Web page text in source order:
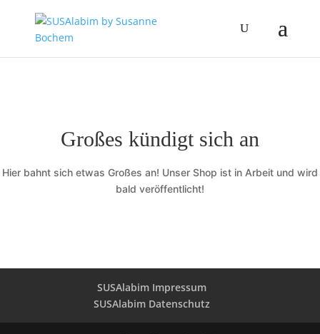
Großes kündigt sich an
Hier bahnt sich etwas Großes an! Unser Shop ist in Arbeit und wird
bald veröffentlicht!
SUSAlabim Impressum
SUSAlabim Datenschutz